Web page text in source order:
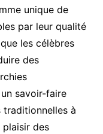
unique de
par leur qualité
les célèbres
des
savoir-faire
à
plaisir des